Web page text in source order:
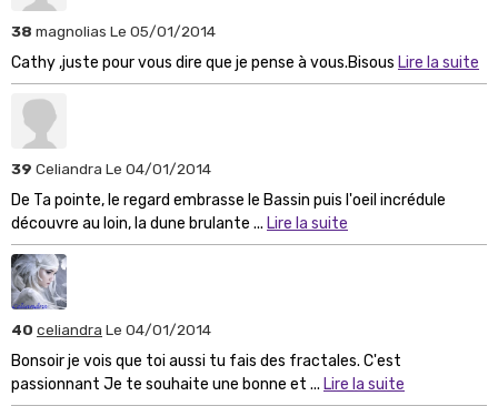
38 magnolias Le 05/01/2014
Cathy ,juste pour vous dire que je pense à vous.Bisous Lire la suite
39 Celiandra Le 04/01/2014
De Ta pointe, le regard embrasse le Bassin puis l'oeil incrédule
découvre au loin, la dune brulante ... Lire la suite
40 celiandra Le 04/01/2014
Bonsoir je vois que toi aussi tu fais des fractales. C'est
passionnant Je te souhaite une bonne et ... Lire la suite